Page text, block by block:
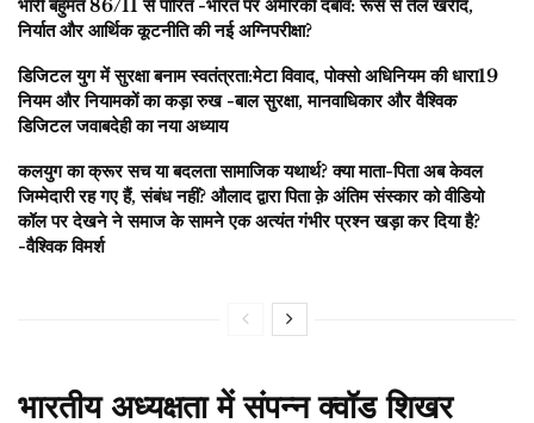
भारी बहुमत 86/11 से पारित -भारत पर अमेरिकी दबाव: रूस से तेल खरीद,
निर्यात और आर्थिक कूटनीति की नई अग्निपरीक्षा?
डिजिटल युग में सुरक्षा बनाम स्वतंत्रता:मेटा विवाद, पोक्सो अधिनियम की धारा19
नियम और नियामकों का कड़ा रुख -बाल सुरक्षा, मानवाधिकार और वैश्विक
डिजिटल जवाबदेही का नया अध्याय
कलयुग का क्रूर सच या बदलता सामाजिक यथार्थ? क्या माता-पिता अब केवल
जिम्मेदारी रह गए हैं, संबंध नहीं? औलाद द्वारा पिता क़े अंतिम संस्कार को वीडियो
कॉल पर देखने ने समाज के सामने एक अत्यंत गंभीर प्रश्न खड़ा कर दिया है?
-वैश्विक विमर्श
भारतीय अध्यक्षता में संपन्न क्वॉड शिखर